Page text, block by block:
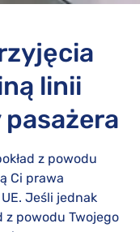
linii
z powodu
Ci prawa
Jeśli jednak
z powodu Twojego